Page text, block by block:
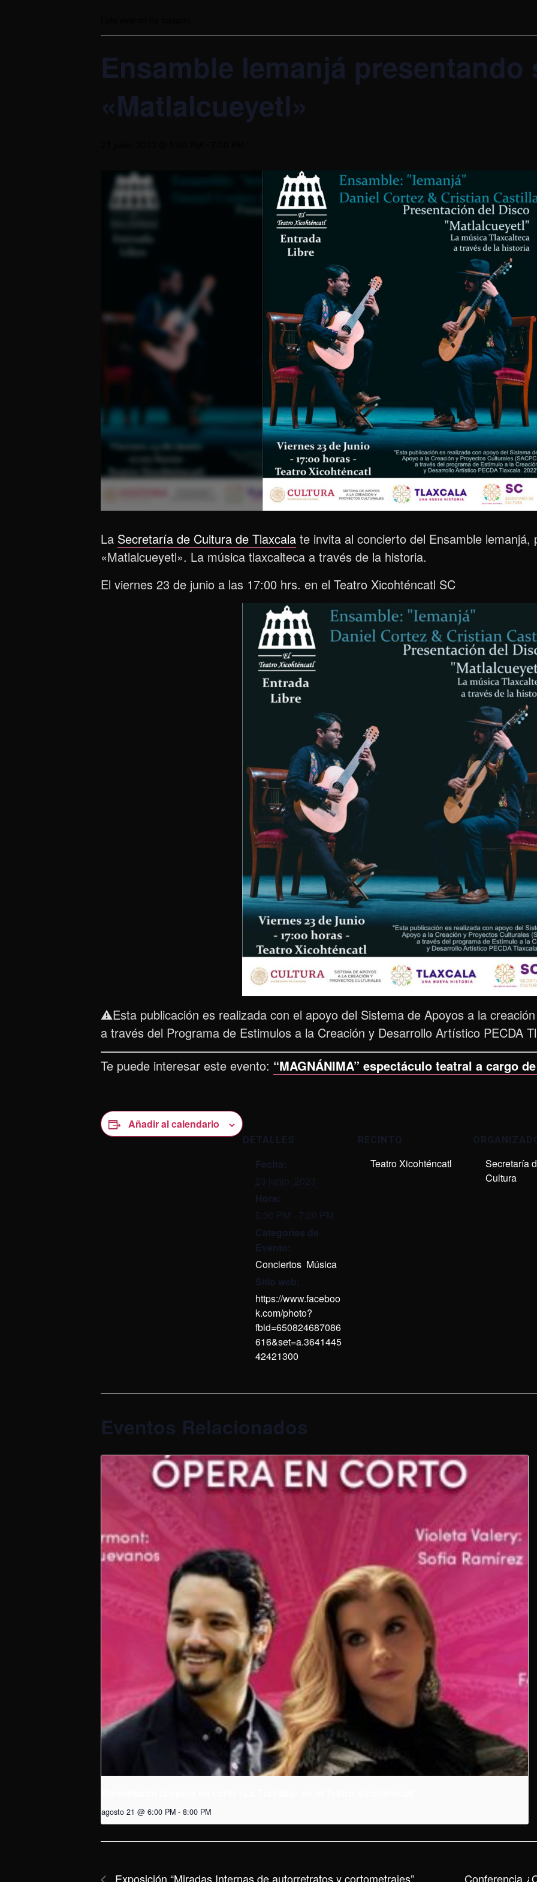
Ensamble lemanjá presentando
«Matlalcueyetl»
La Secretaría de Cultura de Tlaxcala te invita al concierto del Ensamble lemanjá,
«Matlalcueyetl». La música tlaxcalteca a través de la historia.
El viernes 23 de junio a las 17:00 hrs. en el Teatro Xicohténcatl SC
⚠️Esta publicación es realizada con el apoyo del Sistema de Apoyos a la
a través del Programa de Estimulos a la Creación y Desarrollo Artístico PECDA
Te puede interesar este evento: “MAGNÁNIMA” espectáculo teatral a cargo
Añadir al calendario
DETALLES
Fecha:
23 junio, 2023
Hora:
5:00 PM - 7:00 PM
Categorías de
Evento:
Conciertos, Música
Sitio web:
https://www.faceboo
k.com/photo?
fbid=650824687086
616&set=a.3641445
42421300
RECINTO
Teatro Xicohténcatl
Secretaría
Cultura
Eventos Relacionados
agosto 21 @ 6:00 PM - 8:00 PM
Exposición “Miradas Internas de autorretratos y cortometrajes” Conferencia